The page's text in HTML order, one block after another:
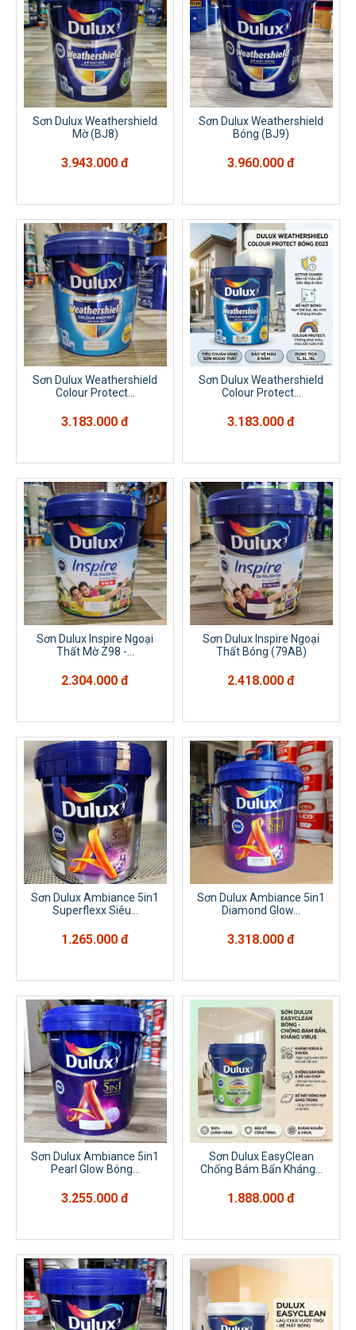
Sơn Dulux Weathershield
Mờ (BJ8)
3.943.000 đ
Sơn Dulux Weathershield
Bóng (BJ9)
3.960.000 đ
Sơn Dulux Weathershield
Colour Protect...
3.183.000 đ
Sơn Dulux Weathershield
Colour Protect...
3.183.000 đ
Sơn Dulux Inspire Ngoại
Thất Mờ Z98 -...
2.304.000 đ
Sơn Dulux Inspire Ngoại
Thất Bóng (79AB)
2.418.000 đ
Sơn Dulux Ambiance 5in1
Superflexx Siêu...
1.265.000 đ
Sơn Dulux Ambiance 5in1
Diamond Glow...
3.318.000 đ
Sơn Dulux Ambiance 5in1
Pearl Glow Bóng...
3.255.000 đ
Sơn Dulux EasyClean
Chống Bám Bẩn Kháng...
1.888.000 đ